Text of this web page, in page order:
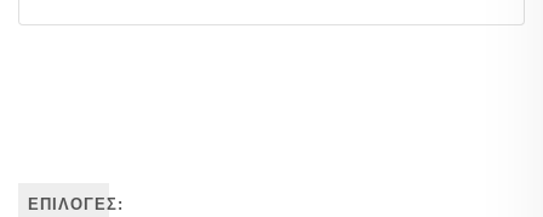
ΕΠΙΛΟΓΕΣ: